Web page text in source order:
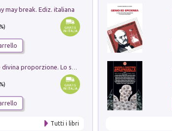
may break. Ediz. italiana
Tutti i libri